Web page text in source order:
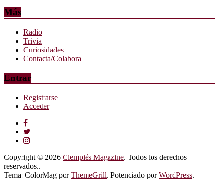
Más
Radio
Trivia
Curiosidades
Contacta/Colabora
Entrar
Registrarse
Acceder
Copyright © 2026 Ciempiés Magazine. Todos los derechos
reservados..
Tema: ColorMag porThemeGrill. Potenciado porWordPress.